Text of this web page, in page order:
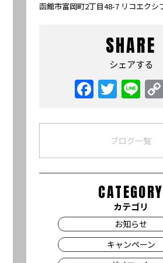
函館市富岡町2丁目48-7 リコエクシ
SHARE
シェアする
ブログ一覧
CATEGORY
カテゴリ
お知らせ
キャンペーン